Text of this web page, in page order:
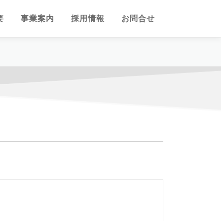
事業案内 採用情報 お問合せ